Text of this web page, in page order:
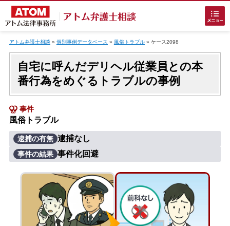
ホームに戻る
刑事事件でお困りの方
刑事事件の無料相談
接見・面会を弁護士に依頼
アトム弁護士相談 » 個別事例データベース » 風俗トラブル» ケース2098
自宅に呼んだデリヘル従業員との本
番行為をめぐるトラブルの事例
事件
風俗トラブル
逮捕の有無 逮捕なし
事件の結果 事件化回避